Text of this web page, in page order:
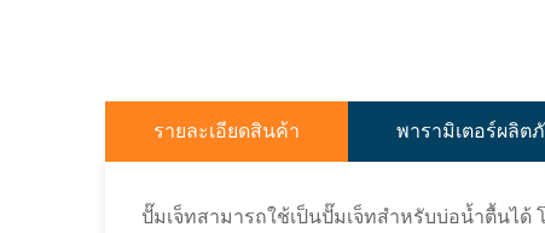
รายละเอียดสินค้า พารามิเตอร์ผลิต
ปั๊มเจ็ทสามารถใช้เป็นปั๊มเจ็ทสำหรับบ่อน้ำตื้นไ